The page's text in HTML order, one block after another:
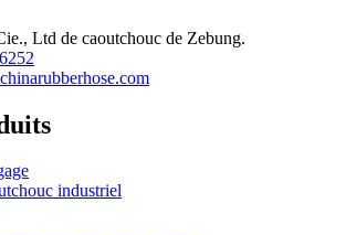
Ltd de caoutchouc de Zebung.
industriel